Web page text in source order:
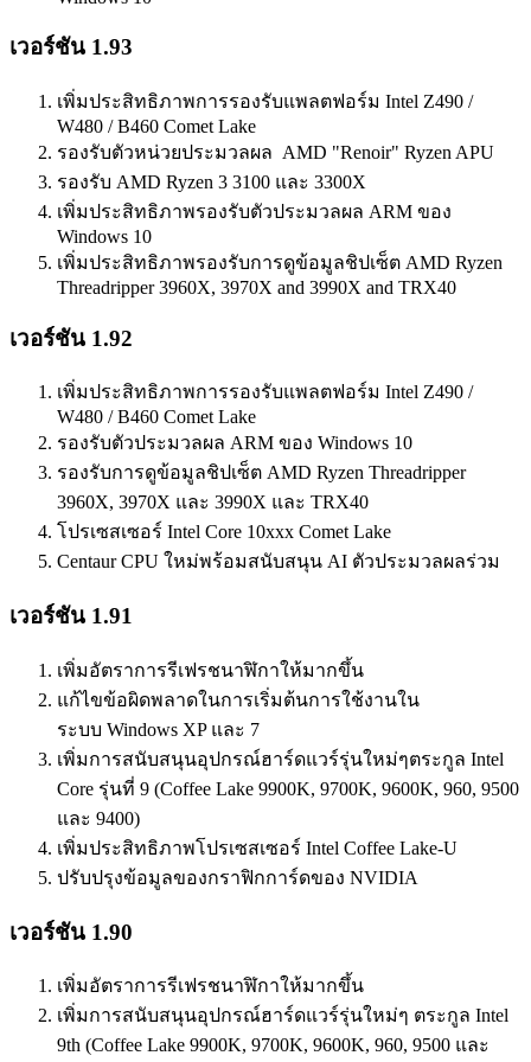
เวอร์ชัน 1.93
เพิ่มประสิทธิภาพการรองรับแพลตฟอร์ม Intel Z490 /
W480 / B460 Comet Lake
รองรับตัวหน่วยประมวลผล AMD "Renoir" Ryzen APU
รองรับ AMD Ryzen 3 3100 และ 3300X
เพิ่มประสิทธิภาพรองรับตัวประมวลผล ARM ของ
Windows 10
เพิ่มประสิทธิภาพรองรับการดูข้อมูลชิปเซ็ต AMD Ryzen
Threadripper 3960X, 3970X and 3990X and TRX40
เวอร์ชัน 1.92
เพิ่มประสิทธิภาพการรองรับแพลตฟอร์ม Intel Z490 /
W480 / B460 Comet Lake
รองรับตัวประมวลผล ARM ของ Windows 10
รองรับการดูข้อมูลชิปเซ็ต AMD Ryzen Threadripper
3960X, 3970X และ 3990X และ TRX40
โปรเซสเซอร์ Intel Core 10xxx Comet Lake
Centaur CPU ใหม่พร้อมสนับสนุน AI ตัวประมวลผลร่วม
เวอร์ชัน 1.91
เพิ่มอัตราการรีเฟรชนาฬิกาให้มากขึ้น
แก้ไขข้อผิดพลาดในการเริ่มต้นการใช้งานใน
ระบบ Windows XP และ 7
เพิ่มการสนับสนุนอุปกรณ์ฮาร์ดแวร์รุ่นใหม่ๆตระกูล Intel
Core รุ่นที่ 9 (Coffee Lake 9900K, 9700K, 9600K, 960, 9500
และ 9400)
เพิ่มประสิทธิภาพโปรเซสเซอร์ Intel Coffee Lake-U
ปรับปรุงข้อมูลของกราฟิกการ์ดของ NVIDIA
เวอร์ชัน 1.90
เพิ่มอัตราการรีเฟรชนาฬิกาให้มากขึ้น
เพิ่มการสนับสนุนอุปกรณ์ฮาร์ดแวร์รุ่นใหม่ๆ ตระกูล Intel
9th (Coffee Lake 9900K, 9700K, 9600K, 960, 9500 และ